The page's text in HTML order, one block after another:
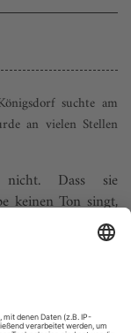
suchte am
an vielen Stellen
Dass sie
keinen Ton singt,
würde, was sie
schon ganz gut
nervös
in den